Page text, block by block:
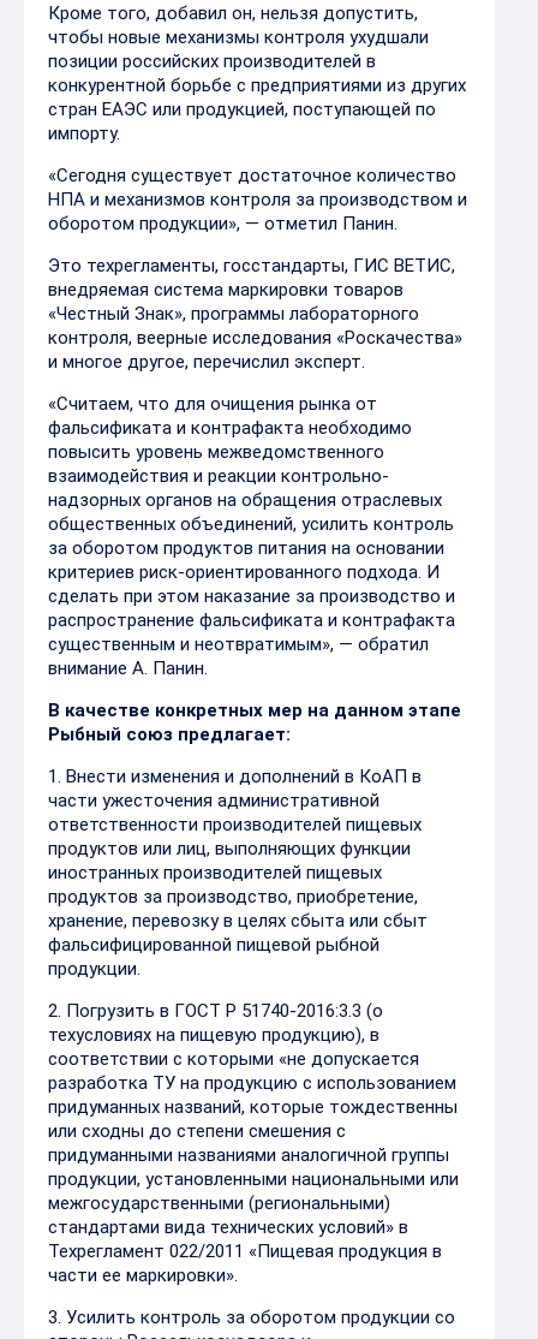
Кроме того, добавил он, нельзя допустить,
чтобы новые механизмы контроля ухудшали
позиции российских производителей в
конкурентной борьбе с предприятиями из других
стран ЕАЭС или продукцией, поступающей по
импорту.
«Сегодня существует достаточное количество
НПА и механизмов контроля за производством и
оборотом продукции», — отметил Панин.
Это техрегламенты, госстандарты, ГИС ВЕТИС,
внедряемая система маркировки товаров
«Честный Знак», программы лабораторного
контроля, веерные исследования «Роскачества»
и многое другое, перечислил эксперт.
«Считаем, что для очищения рынка от
фальсификата и контрафакта необходимо
повысить уровень межведомственного
взаимодействия и реакции контрольно-
надзорных органов на обращения отраслевых
общественных объединений, усилить контроль
за оборотом продуктов питания на основании
критериев риск-ориентированного подхода. И
сделать при этом наказание за производство и
распространение фальсификата и контрафакта
существенным и неотвратимым», — обратил
внимание А. Панин.
В качестве конкретных мер на данном этапе
Рыбный союз предлагает:
1️. Внести изменения и дополнений в КоАП в
части ужесточения административной
ответственности производителей пищевых
продуктов или лиц, выполняющих функции
иностранных производителей пищевых
продуктов за производство, приобретение,
хранение, перевозку в целях сбыта или сбыт
фальсифицированной пищевой рыбной
продукции.
2️. Погрузить в ГОСТ Р 51740-2016:3.3 (о
техусловиях на пищевую продукцию), в
соответствии с которыми «не допускается
разработка ТУ на продукцию с использованием
придуманных названий, которые тождественны
или сходны до степени смешения с
придуманными названиями аналогичной группы
продукции, установленными национальными или
межгосударственными (региональными)
стандартами вида технических условий» в
Техрегламент 022/2011 «Пищевая продукция в
части ее маркировки».
3️. Усилить контроль за оборотом продукции со